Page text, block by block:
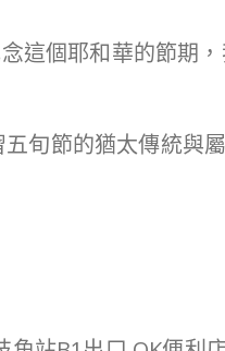
這個耶和華的節期
旬節的猶太傳統與